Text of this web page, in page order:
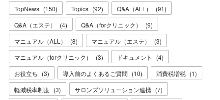
TopNews (150) Topics (92) Q&A（ALL） (91)
Q&A（エステ）
(4) Q&A（forクリニック） (9)
マニュアル（ALL）
(8) マニュアル（エステ） (3)
マニュアル（forクリニック）
(3) ドキュメント (4)
お役立ち (3) 導入前のよくあるご質問 (10) 消費税増税 (1)
軽減税率制度 (3) サロンズソリューション連携 (7)